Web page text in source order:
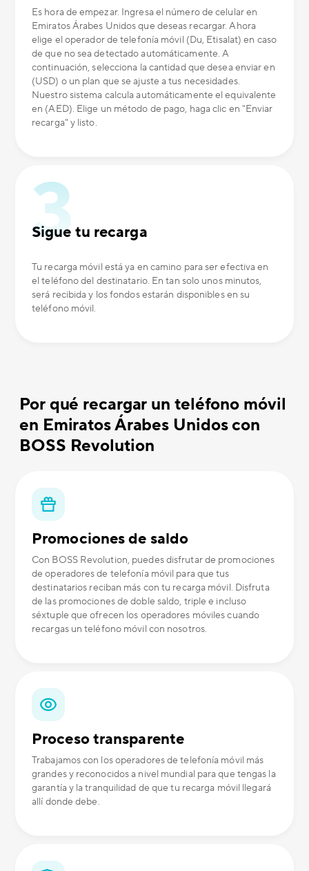
Es hora de empezar. Ingresa el número de celular en
Emiratos Árabes Unidos que deseas recargar. Ahora
elige el operador de telefonía móvil (Du, Etisalat) en caso
de que no sea detectado automáticamente. A
continuación, selecciona la cantidad que desea enviar en
(USD) o un plan que se ajuste a tus necesidades.
Nuestro sistema calcula automáticamente el equivalente
en (AED). Elige un método de pago, haga clic en "Enviar
recarga" y listo.
Sigue tu recarga
Tu recarga móvil está ya en camino para ser efectiva en
el teléfono del destinatario. En tan solo unos minutos,
será recibida y los fondos estarán disponibles en su
teléfono móvil.
Por qué recargar un teléfono móvil
en Emiratos Árabes Unidos con
BOSS Revolution
Promociones de saldo
Con BOSS Revolution, puedes disfrutar de promociones
de operadores de telefonía móvil para que tus
destinatarios reciban más con tu recarga móvil. Disfruta
de las promociones de doble saldo, triple e incluso
séxtuple que ofrecen los operadores móviles cuando
recargas un teléfono móvil con nosotros.
Proceso transparente
Trabajamos con los operadores de telefonía móvil más
grandes y reconocidos a nivel mundial para que tengas la
garantía y la tranquilidad de que tu recarga móvil llegará
allí donde debe.